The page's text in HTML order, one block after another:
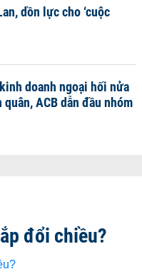
dồn lực cho ‘cuộc
doanh ngoại hối nửa
ACB dẫn đầu nhóm
đổi chiều?